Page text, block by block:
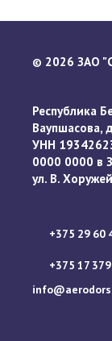
© 2026 ЗАО
Республика
Ваупшасова,
УНН
0000 0000 в
ул. В.
+375 29 60
+375 17